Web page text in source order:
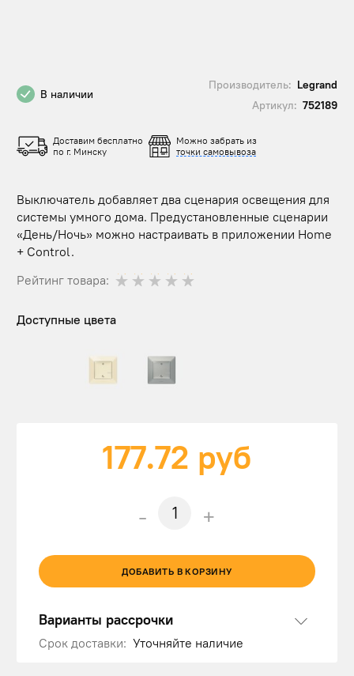
В наличии
Производитель: Legrand
Артикул: 752189
Доставим бесплатно
по г. Минску
Можно забрать из
точки самовывоза
Выключатель добавляет два сценария освещения для
системы умного дома. Предустановленные сценарии
«День/Ночь» можно настраивать в приложении Home
+ Control.
Рейтинг товара:
Доступные цвета
177.72 руб
- +
ДОБАВИТЬ В КОРЗИНУ
Варианты рассрочки
Срок доставки: Уточняйте наличие